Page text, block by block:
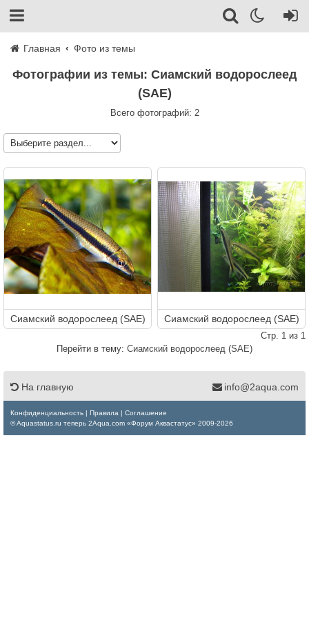
Главная Фото из темы
Фотографии из темы: Сиамский водорослеед
(SAE)
Всего фотографий: 2
Сиамский водорослеед (SAE) Сиамский водорослеед (SAE)
Стр. 1 из 1
Перейти в тему: Сиамский водорослеед (SAE)
На главную info@2aqua.com
Конфиденциальность Правила
Соглашение
© Aquastatus.ru теперь 2Aqua.com «Форум Аквастатус» 2009-2026